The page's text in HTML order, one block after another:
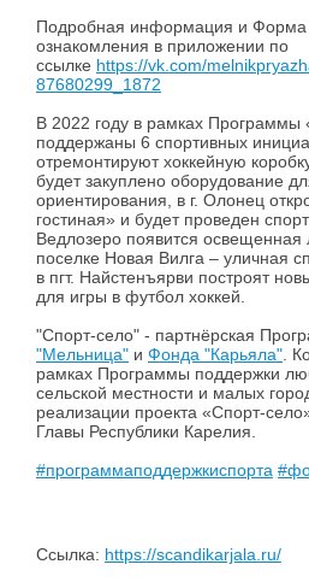
Подробная информация и Форма
ознакомления в приложении по
ссылке https://vk.com/
87680299_1872
В 2022 году в рамках Программы
поддержаны 6 спортивных
отремонтируют хоккейную
будет закуплено оборудование
ориентирования, в г. Олонец
гостиная» и будет проведен
Ведлозеро появится освещенная
поселке Новая Вилга – уличная
в пгт. Найстенъярви построят
для игры в футбол хоккей.
"Спорт-село" - партнёрская
"Мельница" и Фонда "Карьяла".
рамках Программы поддержки
сельской местности и малых
реализации проекта «Спорт-
Главы Республики Карелия.
#программаподдержкиспорта
Ссылка: https://scandikarjala.ru/